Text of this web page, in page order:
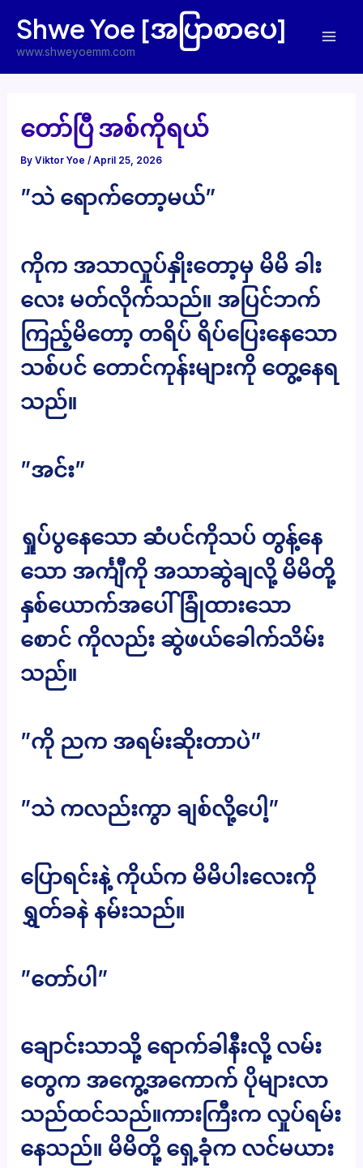
content
Shwe Yoe [အပြာစာပေ]
www.shweyoemm.com
တော်ပြီ အစ်ကိုရယ်
ByViktor Yoe/April 25, 2026
”သဲ ရောက်တော့မယ်”
ကိုက အသာလှုပ်နှိုးတော့မှ မိမိ ခါး
လေး မတ်လိုက်သည်။ အပြင်ဘက်
ကြည့်မိတော့ တရိပ် ရိပ်ပြေးနေသော
သစ်ပင် တောင်ကုန်းများကို တွေ့နေရ
သည်။
”အင်း”
ရှုပ်ပွနေသော ဆံပင်ကိုသပ် တွန့်နေ
သော အင်္ကျီကို အသာဆွဲချလို့ မိမိတို့
နှစ်ယောက်အပေါ် ခြုံထားသော
စောင် ကိုလည်း ဆွဲဖယ်ခေါက်သိမ်း
သည်။
”ကို ညက အရမ်းဆိုးတာပဲ”
”သဲ ကလည်းကွာ ချစ်လို့ပေါ့”
ပြောရင်းနဲ့ ကိုယ်က မိမိပါးလေးကို
ရွှတ်ခနဲ နမ်းသည်။
”တော်ပါ”
ချောင်းသာသို့ ရောက်ခါနီးလို့ လမ်း
တွေက အကွေ့အကောက် ပိုများလာ
သည်ထင်သည်။ကားကြီးက လှုပ်ရမ်း
နေသည်။ မိမိတို့ ရှေ့ခုံက လင်မယား